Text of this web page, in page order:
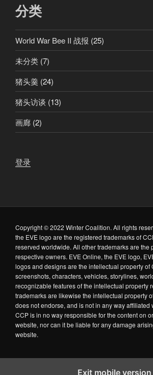
么
说
。
（
有
点
惊
分类
World War Bee II 战报 (25)
未分类 (7)
猪头羹 (24)
猪头访谈 (13)
画廊 (2)
登录
Copyright © 2022 Winter Coalition. All rights
the EVE logo are the registered trademarks of
reserved worldwide. All other trademarks are the
respective owners. EVE Online, the EVE logo,
logos and designs are the intellectual property of
screenshots, characters, vehicles, storylines,
recognizable features of the intellectual property
trademarks are likewise the intellectual property
does not endorse, and is not in any way affiliated
CCP is in no way responsible for the content on
website, nor can it be liable for any damage
website.
Exit mobile version